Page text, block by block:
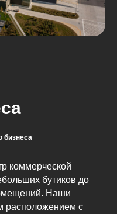
бизнеса
коммерческой
бутиков до
Наши
расположением с